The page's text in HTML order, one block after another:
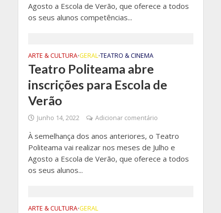
Agosto a Escola de Verão, que oferece a todos
os seus alunos competências...
ARTE & CULTURA•GERAL•TEATRO & CINEMA
Teatro Politeama abre
inscrições para Escola de
Verão
Junho 14, 2022 Adicionar comentário
À semelhança dos anos anteriores, o Teatro
Politeama vai realizar nos meses de Julho e
Agosto a Escola de Verão, que oferece a todos
os seus alunos...
ARTE & CULTURA•GERAL